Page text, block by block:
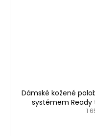
Dámské kožené
systémem Ready
1